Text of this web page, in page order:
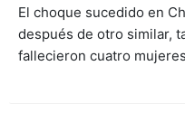
El choque sucedido en
después de otro similar,
fallecieron cuatro